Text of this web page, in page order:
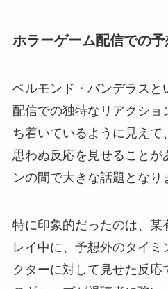
ホラーゲーム配信での
ベルモンド・バンデラスと
配信での独特なリアクショ
ち着いているように見えて
思わぬ反応を見せることが
ンの間で大きな話題となり
特に印象的だったのは、某
レイ中に、予想外のタイミ
クターに対して見せた反応